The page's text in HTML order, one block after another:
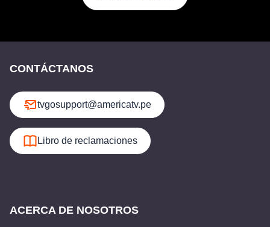
CONTÁCTANOS
tvgosupport@americatv.pe
Libro de reclamaciones
ACERCA DE NOSOTROS